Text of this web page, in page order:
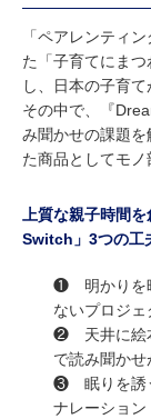
「ペアレンティ
た「子育てにま
し、日本の子育
その中で、『
み聞かせの課題
た商品としてモノ
上質な親子時間
Switch」3つの工
❶ 明かりを
ないプロジ
❷ 天井に絵
で読み聞かせ
❸ 眠りを誘
ナレーション